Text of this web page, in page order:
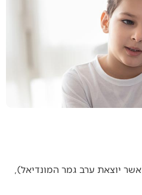
יוצאת ערב גמר המונדיאל),